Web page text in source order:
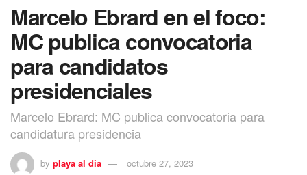
Marcelo Ebrard en el foco:
MC publica convocatoria
para candidatos
presidenciales
Marcelo Ebrard: MC publica convocatoria para
candidatura presidencia
by playa al dia octubre 27, 2023